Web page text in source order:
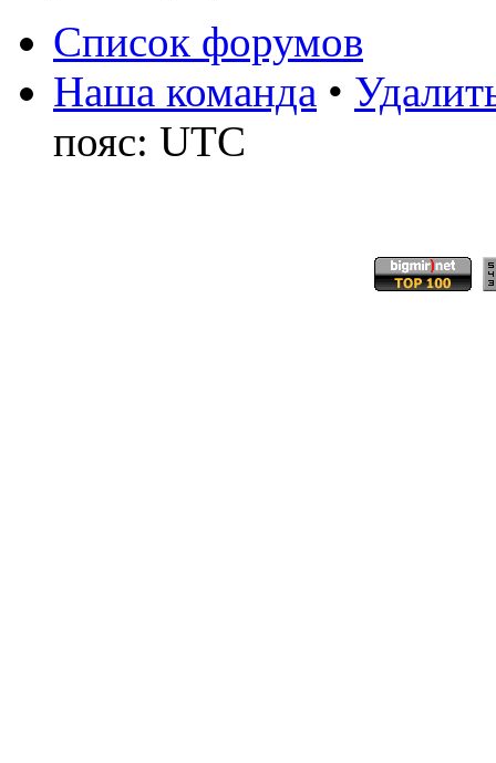
Список форумов
Наша команда •
пояс: UTC